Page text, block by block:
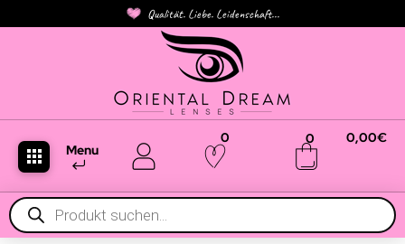
Qualität. Liebe. Leidenschaft...
Menu
0 0 0,00€
Products
search